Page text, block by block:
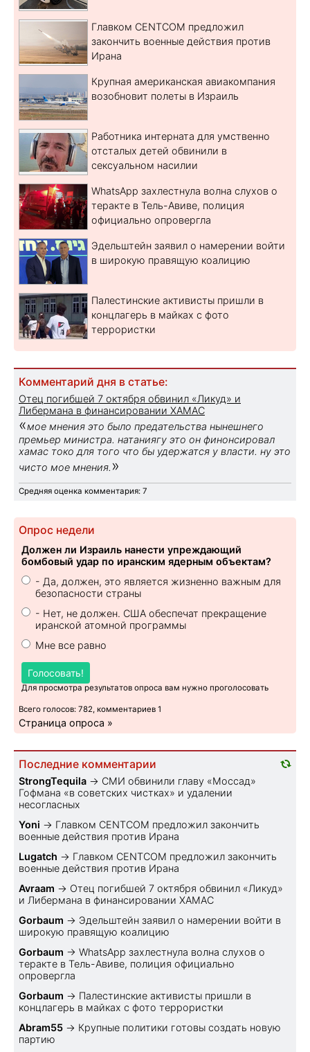
Главком CENTCOM предложил
закончить военные действия против
Ирана
Крупная американская авиакомпания
возобновит полеты в Израиль
Работника интерната для умственно
отсталых детей обвинили в
сексуальном насилии
WhatsApp захлестнула волна слухов о
теракте в Тель-Авиве, полиция
официально опровергла
Эдельштейн заявил о намерении войти
в широкую правящую коалицию
Палестинские активисты пришли в
концлагерь в майках с фото
террористки
Комментарий дня в статье:
Отец погибшей 7 октября обвинил «Ликуд» и
Либермана в финансировании ХАМАС
«мое мнения это было предательства нынешнего
премьер министра. натаниягу это он финонсировал
хамас токо для того что бы удержатся у власти. ну это
чисто мое мнения. »
Средняя оценка комментария: 7
Опрос недели
Должен ли Израиль нанести упреждающий
бомбовый удар по иранским ядерным объектам?
- Да, должен, это является жизненно важным для
безопасности страны
- Нет, не должен. США обеспечат прекращение
иранской атомной программы
Мне все равно
Голосовать!
Для просмотра результатов опроса вам нужно проголосовать
Всего голосов: 782, комментариев 1
Страница опроса »
Последние комментарии
StrongTequila → СМИ обвинили главу «Моссад»
Гофмана «в советских чистках» и удалении
несогласных
Yoni → Главком CENTCOM предложил закончить
военные действия против Ирана
Lugatch → Главком CENTCOM предложил закончить
военные действия против Ирана
Avraam → Отец погибшей 7 октября обвинил «Ликуд»
и Либермана в финансировании ХАМАС
Gorbaum → Эдельштейн заявил о намерении войти в
широкую правящую коалицию
Gorbaum → WhatsApp захлестнула волна слухов о
теракте в Тель-Авиве, полиция официально
опровергла
Gorbaum → Палестинские активисты пришли в
концлагерь в майках с фото террористки
Abram55 → Крупные политики готовы создать новую
партию